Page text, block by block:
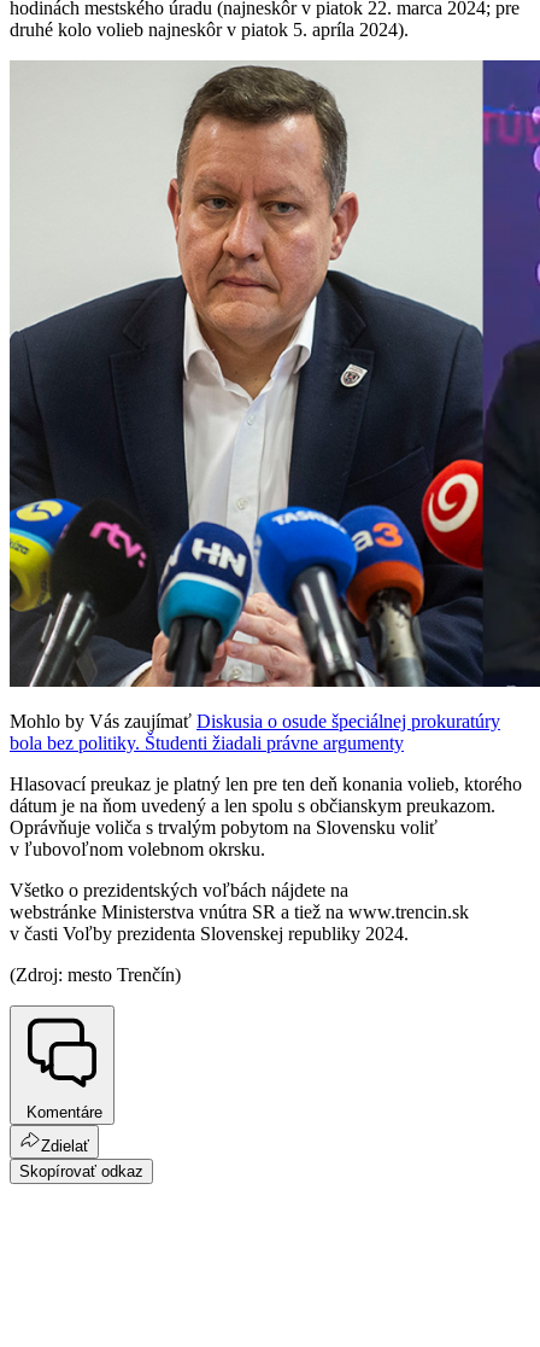
hodinách mestského úradu (najneskôr v piatok 22. marca 2024; pre
druhé kolo volieb najneskôr v piatok 5. apríla 2024).
Mohlo by Vás zaujímať Diskusia o osude špeciálnej prokuratúry
bola bez politiky. Študenti žiadali právne argumenty
Hlasovací preukaz je platný len pre ten deň konania volieb, ktorého
dátum je na ňom uvedený a len spolu s občianskym preukazom.
Oprávňuje voliča s trvalým pobytom na Slovensku voliť
v ľubovoľnom volebnom okrsku.
Všetko o prezidentských voľbách nájdete na
webstránke Ministerstva vnútra SR a tiež na www.trencin.sk
v časti Voľby prezidenta Slovenskej republiky 2024.
(Zdroj: mesto Trenčín)
Komentáre
Zdielať
Skopírovať odkaz